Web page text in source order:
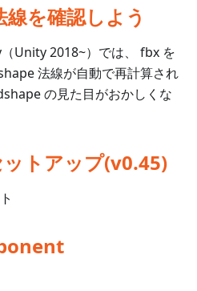
を確認しよう
Unity 2018~）では、 fbx を
法線が自動で再計算され
の見た目がおかしくな
トアップ(v0.45)